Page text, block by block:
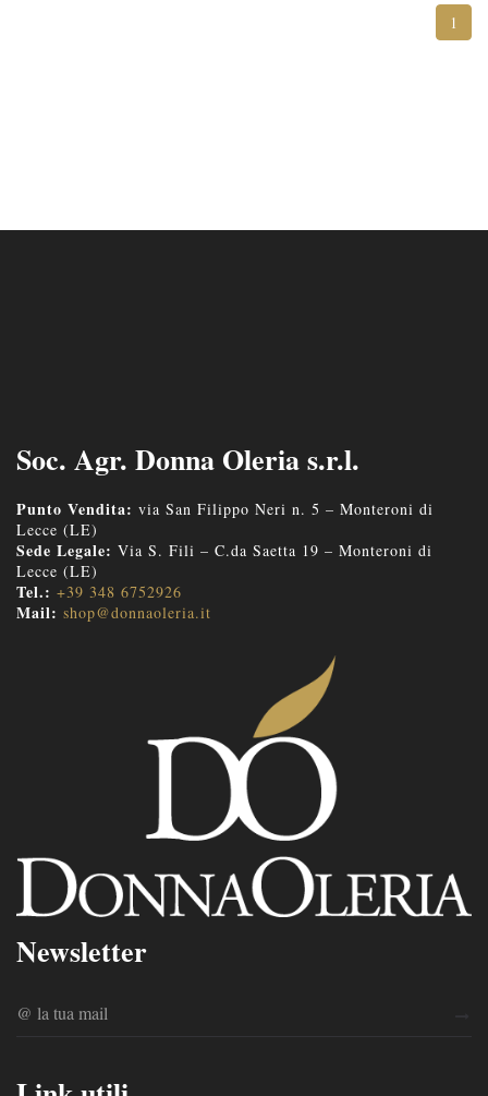
1
Soc. Agr. Donna Oleria s.r.l.
Punto Vendita: via San Filippo Neri n. 5 – Monteroni di
Lecce (LE)
Sede Legale: Via S. Fili – C.da Saetta 19 – Monteroni di
Lecce (LE)
Tel.: +39 348 6752926
Mail: shop@donnaoleria.it
Newsletter